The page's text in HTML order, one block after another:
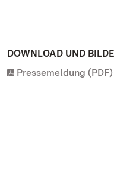
DOWNLOAD UND
Pressemeldung (PDF)